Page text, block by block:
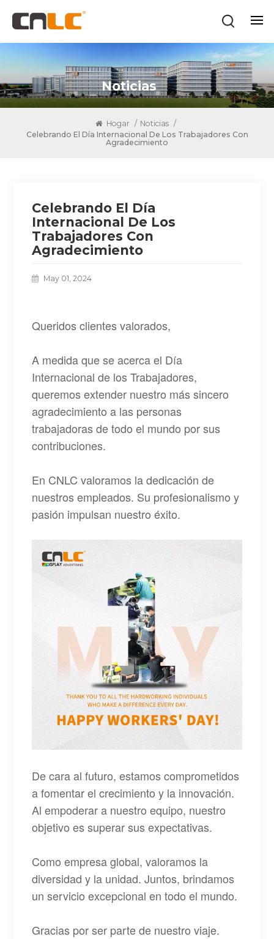
Noticias
Hogar / Noticias /
Celebrando El Día Internacional De Los Trabajadores Con
Agradecimiento
Celebrando El Día
Internacional De Los
Trabajadores Con
Agradecimiento
May 01, 2024
Queridos clientes valorados,
A medida que se acerca el Día
Internacional de los Trabajadores,
queremos extender nuestro más sincero
agradecimiento a las personas
trabajadoras de todo el mundo por sus
contribuciones.
En CNLC valoramos la dedicación de
nuestros empleados. Su profesionalismo y
pasión impulsan nuestro éxito.
De cara al futuro, estamos comprometidos
a fomentar el crecimiento y la innovación.
Al empoderar a nuestro equipo, nuestro
objetivo es superar sus expectativas.
Como empresa global, valoramos la
diversidad y la unidad. Juntos, brindamos
un servicio excepcional en todo el mundo.
Gracias por ser parte de nuestro viaje.